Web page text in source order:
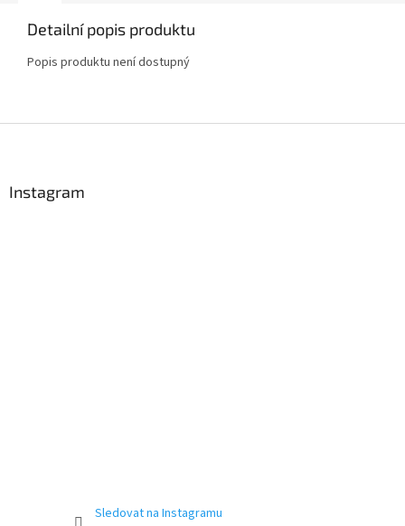
Detailní popis produktu
Popis produktu není dostupný
Instagram
Sledovat na Instagramu